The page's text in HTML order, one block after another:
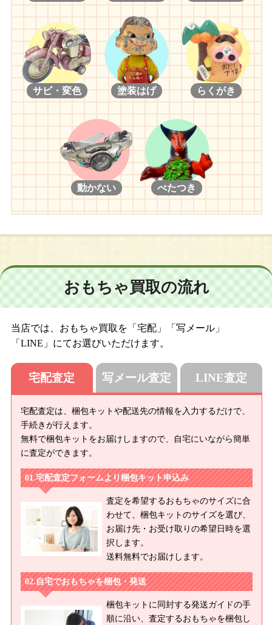
サビ・変色 塗装はげ らくがき
動かない べたつき
おもちゃ買取の流れ
当店では、おもちゃ買取を「宅配」「写メール」
「LINE」にてお選びいただけます。
宅配査定
宅配査定は、梱包キットや配送先の情報を入力するだけで、
手続きが行えます。
無料で梱包キットをお届けしますので、自宅にいながら簡単
に査定ができます。
宅配査定フォームより梱包キット申込み
査定を希望するおもちゃのサイズに合
わせて、梱包キットのサイズを選び、
お届け先・お受け取りの希望日時を選
択します。
送料無料でお届けします。
自宅でおもちゃを梱包・発送
梱包キットに同封する発送ガイドの手
順に沿い、査定するおもちゃを梱包し
写メール査定 LINE査定